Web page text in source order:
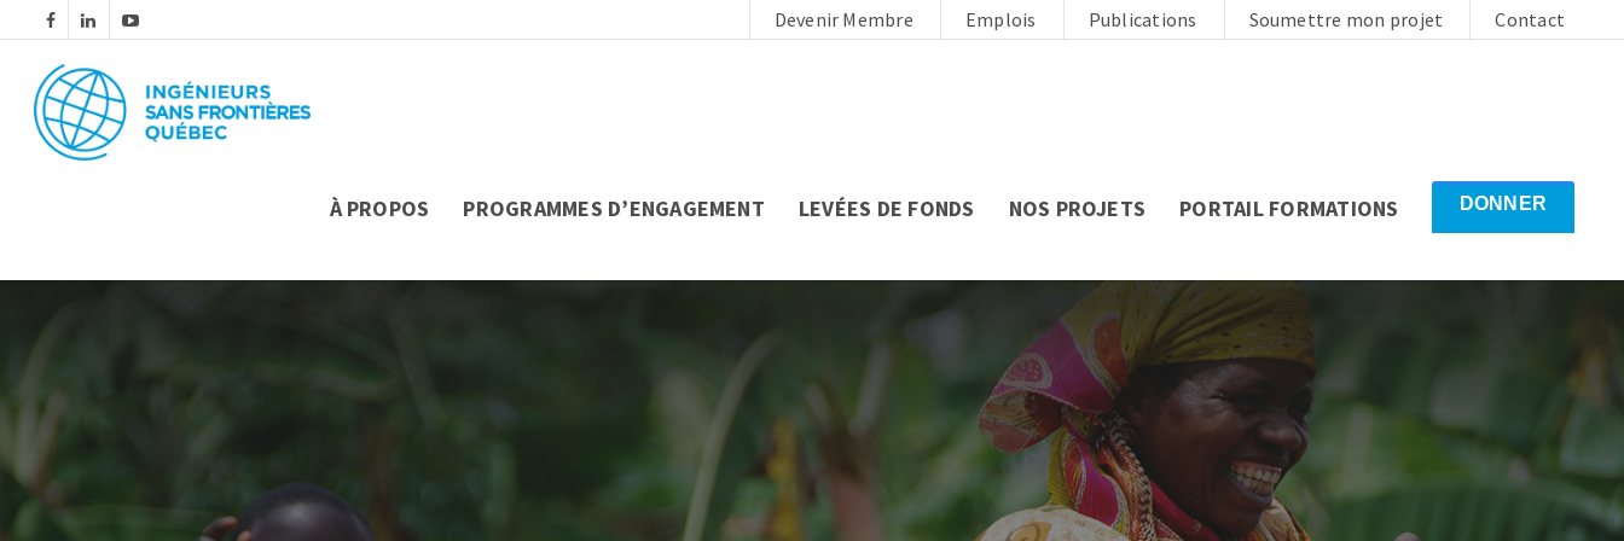
Devenir Membre Emplois Publications Soumettre mon projet Contact
À PROPOS PROGRAMMES D’ENGAGEMENT LEVÉES DE FONDS NOS PROJETS PORTAIL FORMATIONS DONNER